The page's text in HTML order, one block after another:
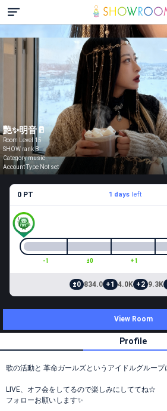
艷✨明音🥛
Room Level 15
SHOW rank B
Category music
Account Type Not set
0 PT 1 daysleft
-1 ±0 +1
±0 834.0 +1 4.0K +2 9.3K
View Room
Profile
歌の活動と 革命ガールズというアイドルグルー
LIVE、オフ会をしてるので楽しみにしててね☆
フォローお願いします✨